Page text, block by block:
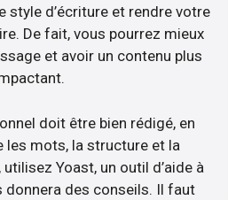
style d’écriture et rendre votre
De fait, vous pourrez mieux
et avoir un contenu plus
doit être bien rédigé, en
les mots, la structure et la
Yoast, un outil d’aide à
donnera des conseils. Il faut